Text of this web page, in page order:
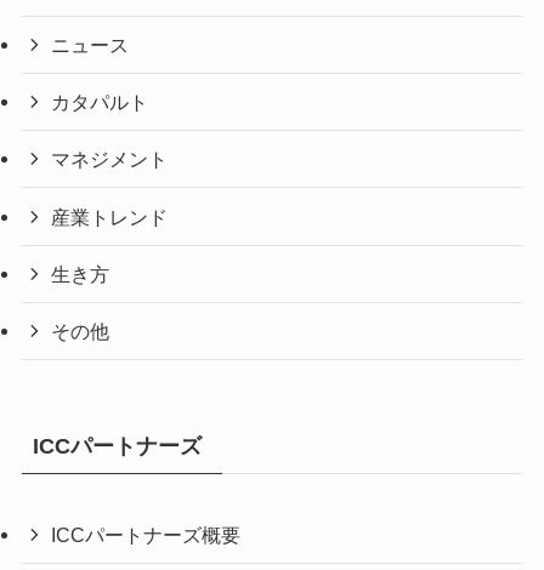
ニュース
カタパルト
マネジメント
産業トレンド
生き方
その他
ICCパートナーズ
ICCパートナーズ概要